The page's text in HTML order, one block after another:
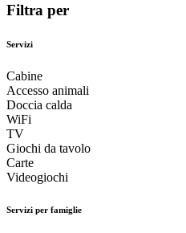
Filtra per
Servizi
Cabine
Accesso animali
Doccia calda
WiFi
TV
Giochi da tavolo
Carte
Videogiochi
Servizi per famiglie